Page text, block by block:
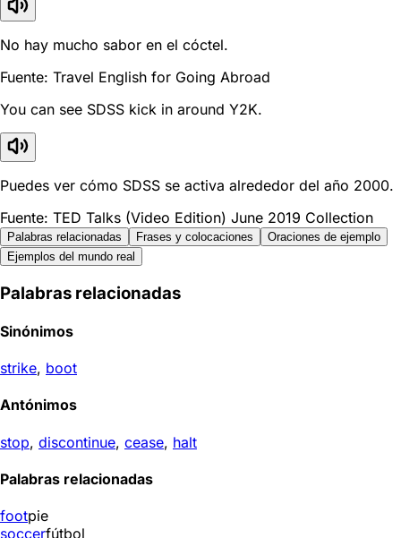
No hay mucho sabor en el cóctel.
Fuente: Travel English for Going Abroad
You can see SDSS kick in around Y2K.
Puedes ver cómo SDSS se activa alrededor del año 2000.
Fuente: TED Talks (Video Edition) June 2019 Collection
Palabras relacionadas Frases y colocaciones
Oraciones de ejemplo
Ejemplos del mundo real
Palabras relacionadas
Sinónimos
strike, boot
Antónimos
stop, discontinue, cease, halt
Palabras relacionadas
footpie
soccerfútbol